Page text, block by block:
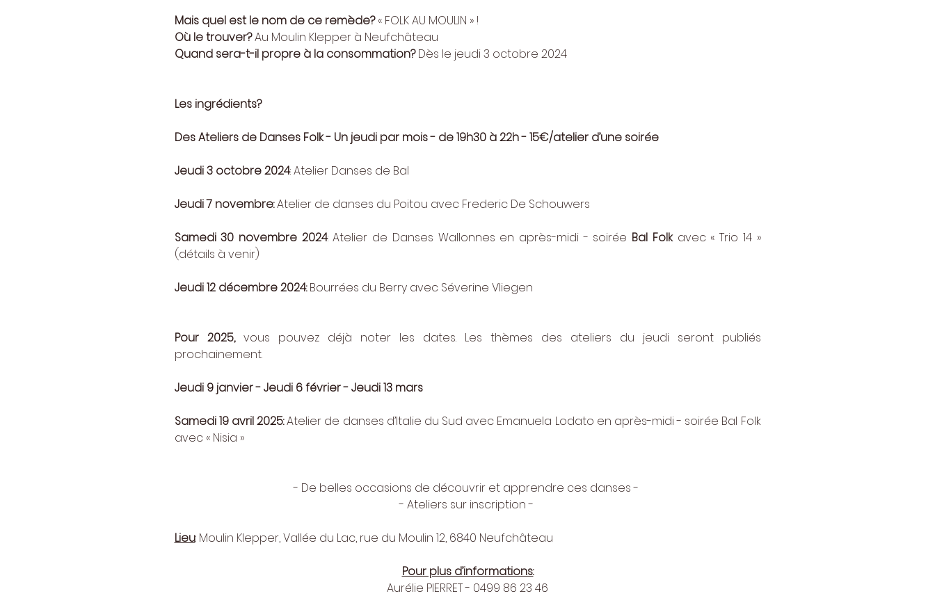
Mais quel est le nom de ce remède? « FOLK AU MOULIN » !
Où le trouver? Au Moulin Klepper à Neufchâteau
Quand sera-t-il propre à la consommation? Dès le jeudi 3 octobre 2024
Les ingrédients?
Des Ateliers de Danses Folk - Un jeudi par mois - de 19h30 à 22h - 15€/atelier d’une soirée
Jeudi 3 octobre 2024: Atelier Danses de Bal
Jeudi 7 novembre: Atelier de danses du Poitou avec Frederic De Schouwers
Samedi 30 novembre 2024: Atelier de Danses Wallonnes en après-midi - soirée Bal Folk avec « Trio 14 »
(détails à venir)
Jeudi 12 décembre 2024: Bourrées du Berry avec Séverine Vliegen
Pour 2025, vous pouvez déjà noter les dates. Les thèmes des ateliers du jeudi seront publiés
prochainement.
Jeudi 9 janvier - Jeudi 6 février - Jeudi 13 mars
Samedi 19 avril 2025: Atelier de danses d’Italie du Sud avec Emanuela Lodato en après-midi - soirée Bal Folk
avec « Nisia »
- De belles occasions de découvrir et apprendre ces danses -
- Ateliers sur inscription -
Lieu: Moulin Klepper, Vallée du Lac, rue du Moulin 12, 6840 Neufchâteau
Pour plus d’informations:
Aurélie PIERRET - 0499 86 23 46